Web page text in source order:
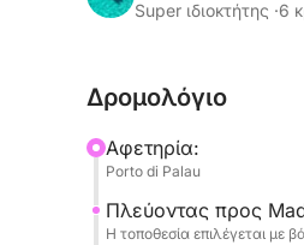
τραβήξετε αξέχαστες
Ένα απεριτίφ στο
γιορτάσετε μια ειδική
Super ιδιοκτήτης ·6
Δρομολόγιο
Αφετηρία:
Porto di Palau
Πλεύοντας προς
Η τοποθεσία επιλέγεται με